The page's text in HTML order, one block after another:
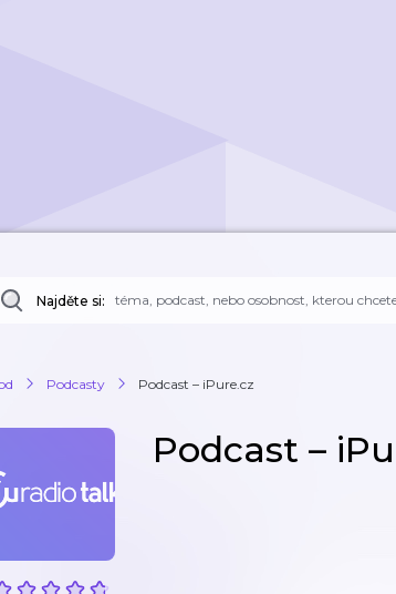
Najděte si:
Podcasty Podcast – iPure.cz
Podcast –